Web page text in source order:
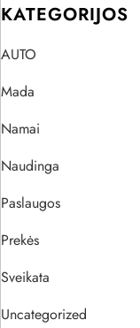
KATEGORIJOS
AUTO
Mada
Namai
Naudinga
Paslaugos
Prekės
Sveikata
Uncategorized